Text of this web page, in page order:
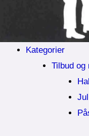
Kategorier
Tilbud og